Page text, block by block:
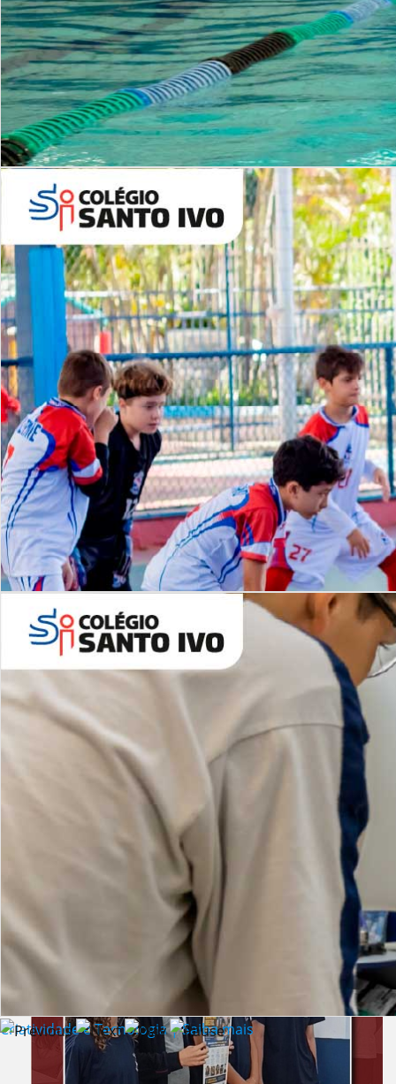
Período Integral | Saiba mais
Desafios | Saiba mais
Criatividade e Tecnologia | Saiba mais
INSTITUCIONAL
Lista de vídeos
NOSSOCANAL